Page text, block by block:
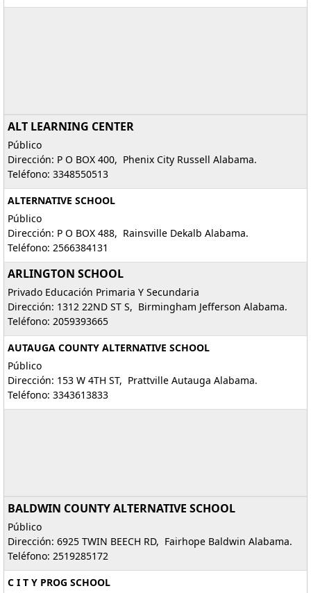
ALT LEARNING CENTER
Público
Dirección: P O BOX 400, Phenix City Russell Alabama.
Teléfono: 3348550513
ALTERNATIVE SCHOOL
Público
Dirección: P O BOX 488, Rainsville Dekalb Alabama.
Teléfono: 2566384131
ARLINGTON SCHOOL
Privado Educación Primaria Y Secundaria
Dirección: 1312 22ND ST S, Birmingham Jefferson Alabama.
Teléfono: 2059393665
AUTAUGA COUNTY ALTERNATIVE SCHOOL
Público
Dirección: 153 W 4TH ST, Prattville Autauga Alabama.
Teléfono: 3343613833
BALDWIN COUNTY ALTERNATIVE SCHOOL
Público
Dirección: 6925 TWIN BEECH RD, Fairhope Baldwin Alabama.
Teléfono: 2519285172
C I T Y PROG SCHOOL